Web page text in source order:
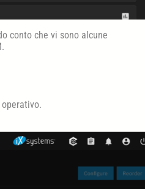
conto che vi sono alcune